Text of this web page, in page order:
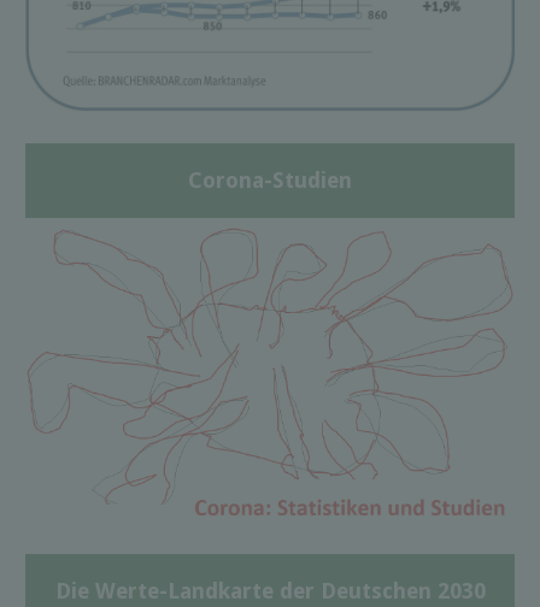
Corona-Studien
Die Werte-Landkarte der Deutschen 2030